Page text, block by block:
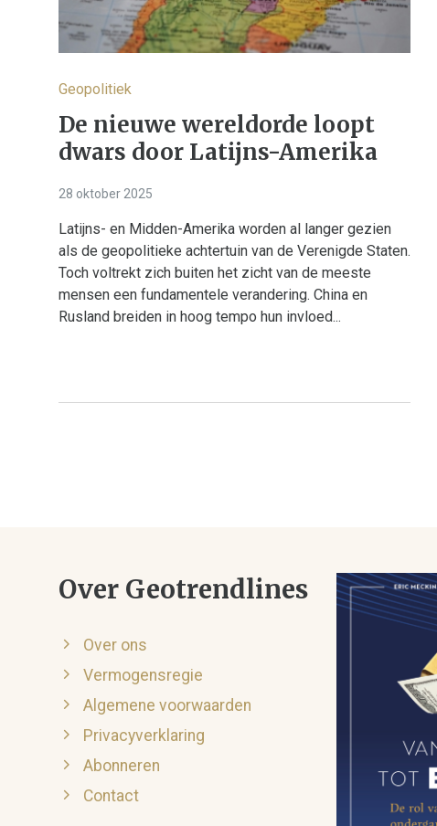
Geopolitiek
De nieuwe wereldorde loopt
dwars door Latijns-Amerika
28 oktober 2025
Latijns- en Midden-Amerika worden al langer gezien
als de geopolitieke achtertuin van de Verenigde Staten.
Toch voltrekt zich buiten het zicht van de meeste
mensen een fundamentele verandering. China en
Rusland breiden in hoog tempo hun invloed...
Over Geotrendlines
Over ons
Vermogensregie
Algemene voorwaarden
Privacyverklaring
Abonneren
Contact